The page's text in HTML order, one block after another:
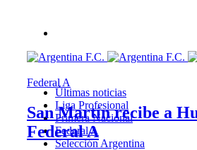
Últimas noticias
Liga Profesional
Primera Nacional
Federal A
Selección Argentina
Federal A
San Martín recibe a
Federal A